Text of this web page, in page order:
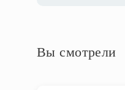
Вы смотрели